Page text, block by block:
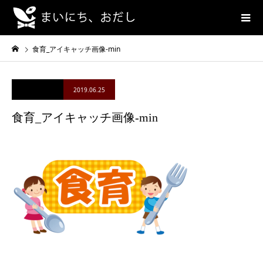
食育_アイキャッチ画像-min
2019.06.25
食育_アイキャッチ画像-min